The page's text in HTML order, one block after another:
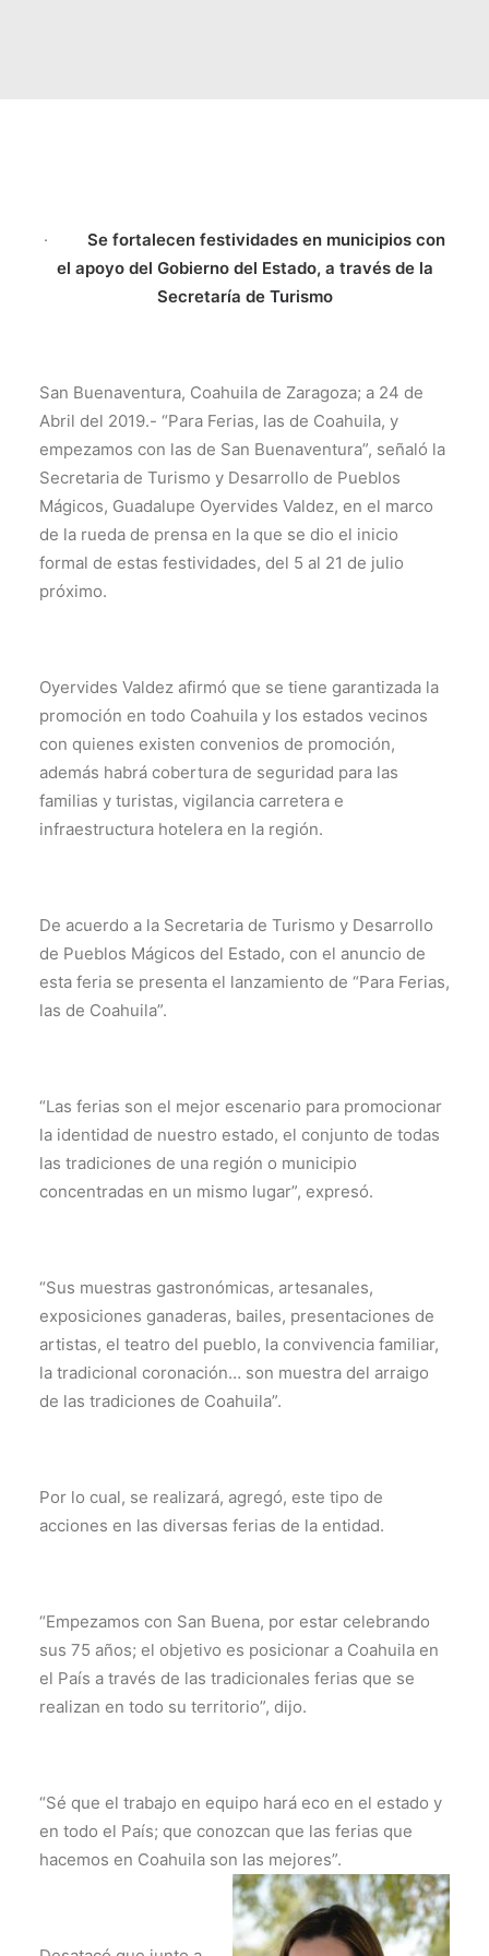
· Se fortalecen festividades en municipios con
el apoyo del Gobierno del Estado, a través de la
Secretaría de Turismo
San Buenaventura, Coahuila de Zaragoza; a 24 de
Abril del 2019.- “Para Ferias, las de Coahuila, y
empezamos con las de San Buenaventura”, señaló la
Secretaria de Turismo y Desarrollo de Pueblos
Mágicos, Guadalupe Oyervides Valdez, en el marco
de la rueda de prensa en la que se dio el inicio
formal de estas festividades, del 5 al 21 de julio
próximo.
Oyervides Valdez afirmó que se tiene garantizada la
promoción en todo Coahuila y los estados vecinos
con quienes existen convenios de promoción,
además habrá cobertura de seguridad para las
familias y turistas, vigilancia carretera e
infraestructura hotelera en la región.
De acuerdo a la Secretaria de Turismo y Desarrollo
de Pueblos Mágicos del Estado, con el anuncio de
esta feria se presenta el lanzamiento de “Para Ferias,
las de Coahuila”.
“Las ferias son el mejor escenario para promocionar
la identidad de nuestro estado, el conjunto de todas
las tradiciones de una región o municipio
concentradas en un mismo lugar”, expresó.
“Sus muestras gastronómicas, artesanales,
exposiciones ganaderas, bailes, presentaciones de
artistas, el teatro del pueblo, la convivencia familiar,
la tradicional coronación… son muestra del arraigo
de las tradiciones de Coahuila”.
Por lo cual, se realizará, agregó, este tipo de
acciones en las diversas ferias de la entidad.
“Empezamos con San Buena, por estar celebrando
sus 75 años; el objetivo es posicionar a Coahuila en
el País a través de las tradicionales ferias que se
realizan en todo su territorio”, dijo.
“Sé que el trabajo en equipo hará eco en el estado y
en todo el País; que conozcan que las ferias que
hacemos en Coahuila son las mejores”.